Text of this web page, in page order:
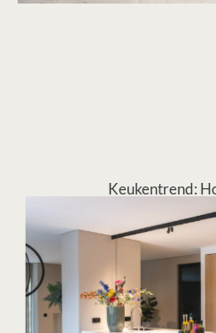
Keukentrend: